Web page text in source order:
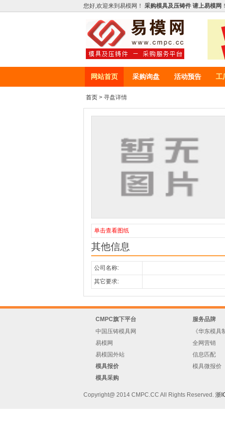
您好,欢迎来到易模网！ 采购模具及压铸件 请上易模网 ！
网站首页 采购询盘 活动预告 工
首页 > 寻盘详情
单击查看图纸
其他信息
公司名称:
其它要求:
CMPC旗下平台
中国压铸模具网
易模网
易模国外站
模具报价
模具采购
服务品牌
《华东模具
全网营销
信息匹配
模具微报价
Copyright@ 2014 CMPC.CC All Rights Reserved. 浙